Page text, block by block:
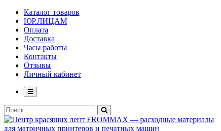
Каталог товаров
ЮР.ЛИЦАМ
Оплата
Доставка
Часы работы
Контакты
Отзывы
Личный кабинет